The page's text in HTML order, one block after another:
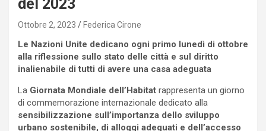
del 2023
Ottobre 2, 2023 Federica Cirone
Le Nazioni Unite dedicano ogni primo lunedì di ottobre
alla riflessione sullo stato delle città e sul diritto
inalienabile di tutti di avere una casa adeguata
La Giornata Mondiale dell’Habitat rappresenta un giorno
di commemorazione internazionale dedicato alla
sensibilizzazione sull’importanza dello sviluppo
urbano sostenibile, di alloggi adeguati e dell’accesso